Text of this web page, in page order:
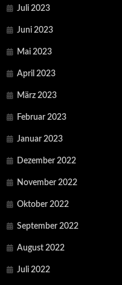
Juli 2023
Juni 2023
Mai 2023
April 2023
März 2023
Februar 2023
Januar 2023
Dezember 2022
November 2022
Oktober 2022
September 2022
August 2022
Juli 2022